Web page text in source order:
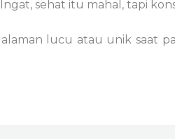
sehat itu mahal, tapi
lucu atau unik saat